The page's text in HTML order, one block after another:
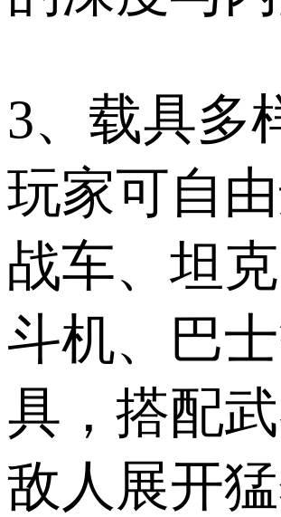
3、载具多
玩家可自
战车、坦
斗机、巴
具，搭配
敌人展开